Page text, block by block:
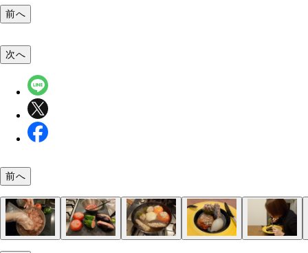
前へ
次へ
前へ